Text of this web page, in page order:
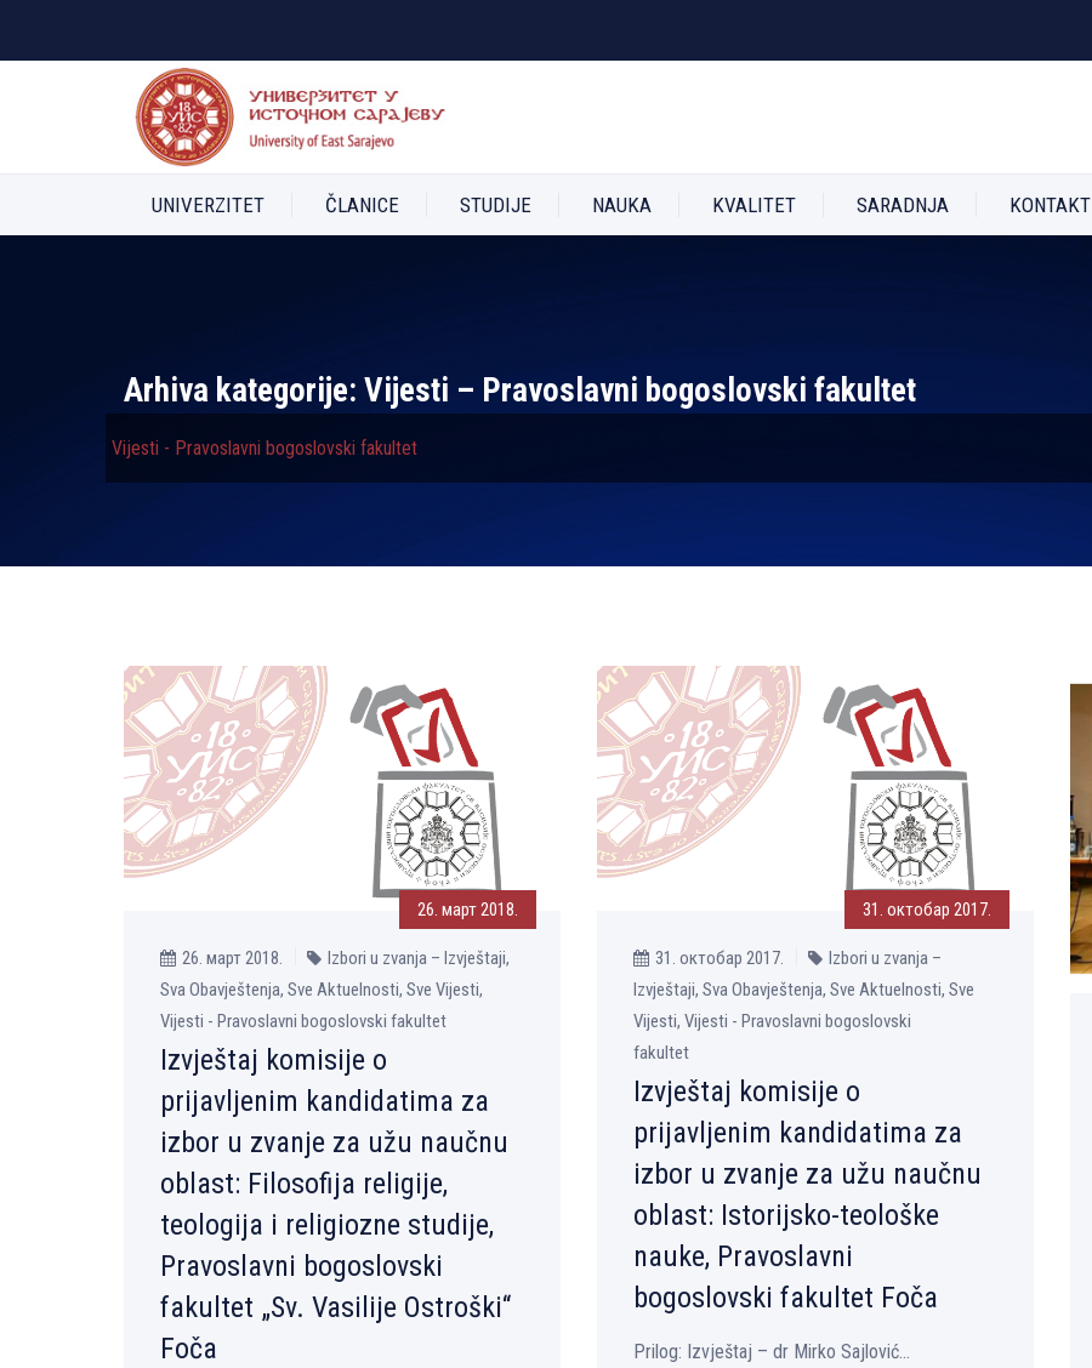
UNIVERZITET ČLANICE STUDIJE NAUKA KVALITET SARADNJA KONTAKT
Arhiva kategorije: Vijesti – Pravoslavni bogoslovski fakultet
Vijesti - Pravoslavni bogoslovski fakultet
26. март 2018.
26. март 2018.
Izbori u zvanja – Izvještaji,
Sva Obavještenja, Sve Aktuelnosti, Sve Vijesti,
Vijesti - Pravoslavni bogoslovski fakultet
Izvještaj komisije o
prijavlјenim kandidatima za
izbor u zvanje za užu naučnu
oblast: Filosofija religije,
teologija i religiozne studije,
Pravoslavni bogoslovski
fakultet „Sv. Vasilije Ostroški“
Foča
31. октобар 2017.
31. октобар 2017.
Izbori u zvanja –
Izvještaji, Sva Obavještenja, Sve Aktuelnosti, Sve
Vijesti, Vijesti - Pravoslavni bogoslovski
fakultet
Izvještaj komisije o
prijavljenim kandidatima za
izbor u zvanje za užu naučnu
oblast: Istorijsko-teološke
nauke, Pravoslavni
bogoslovski fakultet Foča
Prilog: Izvještaj – dr Mirko Sajlović...